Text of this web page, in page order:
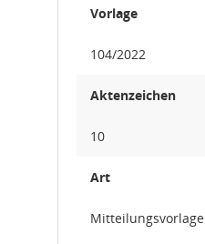
Vorlage
104/2022
Aktenzeichen
10
Art
Mitteilungsvorlage